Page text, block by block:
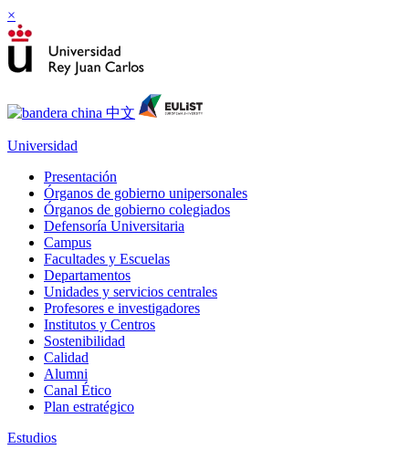
×
Universidad
Presentación
Órganos de gobierno unipersonales
Órganos de gobierno colegiados
Defensoría Universitaria
Campus
Facultades y Escuelas
Departamentos
Unidades y servicios centrales
Profesores e investigadores
Institutos y Centros
Sostenibilidad
Calidad
Alumni
Canal Ético
Plan estratégico
Estudios